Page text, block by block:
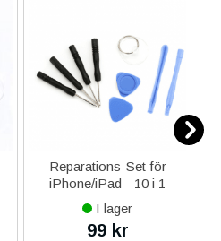
Reparations-Set för
iPhone/iPad - 10 i 1
I lager
99 kr